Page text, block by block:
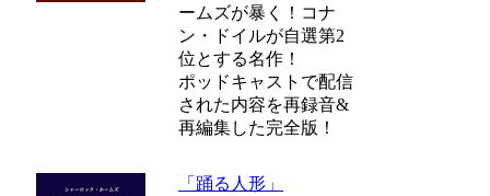
ームズが暴く！コナ
ン・ドイルが自選第2
位とする名作！
ポッドキャストで配信
された内容を再録音&
再編集した完全版！
「踊る人形」